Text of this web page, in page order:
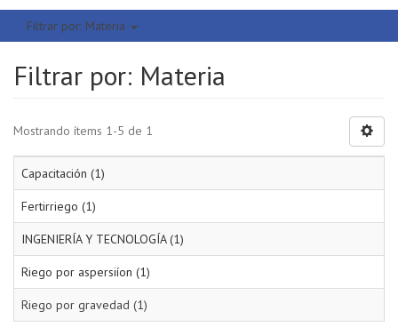
Filtrar por: Materia
Filtrar por: Materia
Mostrando ítems 1-5 de 1
Capacitación (1)
Fertirriego (1)
INGENIERÍA Y TECNOLOGÍA (1)
Riego por aspersiíon (1)
Riego por gravedad (1)